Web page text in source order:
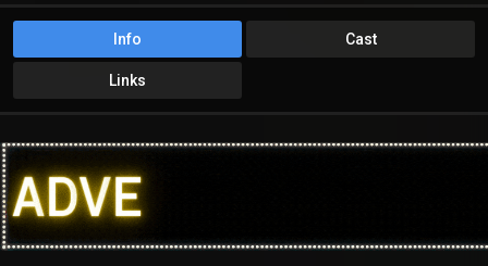
Info Cast
Links